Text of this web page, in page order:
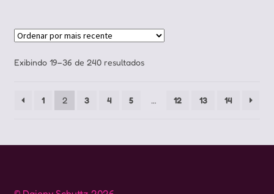
Exibindo 19–36 de 240 resultadosClassificado
recente
1 2 3 4 5 … 12 13 14